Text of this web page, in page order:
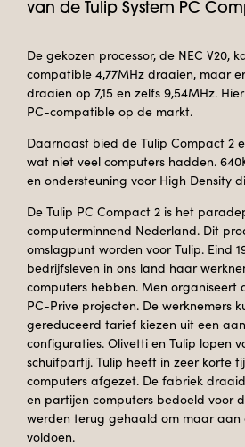
van de Tulip System PC
De gekozen processor, de NEC V20,
compatible 4,77MHz draaien, maar
draaien op 7,15 en zelfs 9,54MHz.
PC-compatible op de markt.
Daarnaast bied de Tulip Compact 2
wat niet veel computers hadden.
en ondersteuning voor High Density
De Tulip PC Compact 2 is het
computerminnend Nederland. Dit
omslagpunt worden voor Tulip. Eind
bedrijfsleven in ons land haar
computers hebben. Men
PC-Prive projecten. De werknemers
gereduceerd tarief kiezen uit een
configuraties. Olivetti en Tulip lopen
schuifpartij. Tulip heeft in zeer korte
computers afgezet. De fabriek
en partijen computers bedoeld voor
werden terug gehaald om maar aan
voldoen.